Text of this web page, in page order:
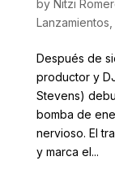
by Nitzi
Lanzamientos
Después de
productor y
Stevens)
bomba de
nervioso. El
y marca el...